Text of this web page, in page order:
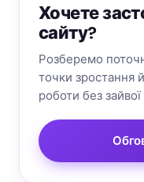
Хочете
сайту?
Розберемо
точки зростання
роботи без зайвої